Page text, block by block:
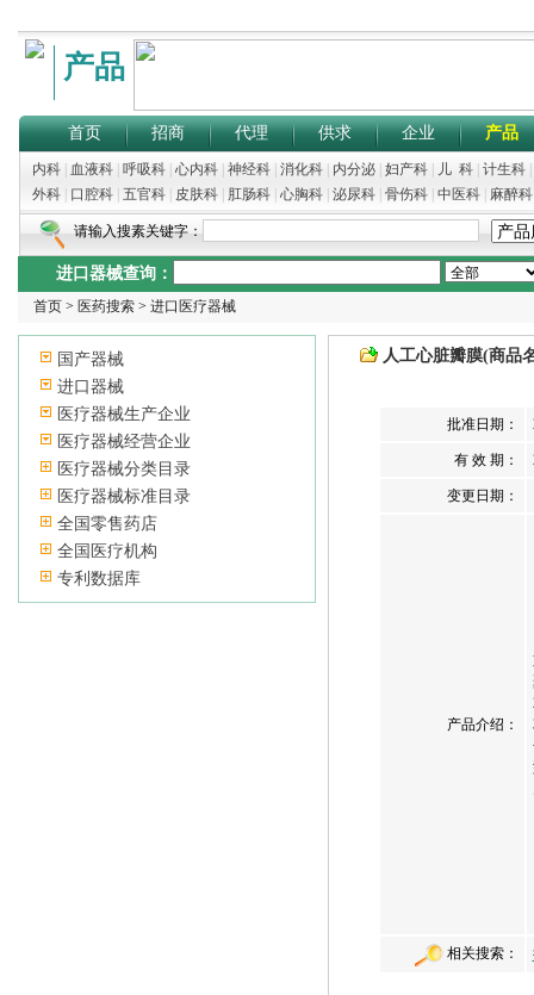
产品
首页 招商 代理 供求 企业 产品
内科| 血液科| 呼吸科| 心内科| 神经科| 消化科| 内分泌| 妇产科 儿 科| 计生科|
外科| 口腔科| 五官科| 皮肤科| 肛肠科| 心胸科| 泌尿科| 骨伤科| 中医科| 麻醉科
请输入搜素关键字：
进口器械查询：
首页 > 医药搜索 > 进口医疗器械
国产器械
进口器械
医疗器械生产企业
医疗器械经营企业
医疗器械分类目录
医疗器械标准目录
全国零售药店
全国医疗机构
专利数据库
人工心脏瓣膜(商品
批准日期：
有 效 期：
变更日期：
产品介绍：
相关搜索：